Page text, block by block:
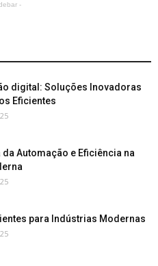
-
digital: Soluções Inovadoras
Eficientes
Automação e Eficiência na
para Indústrias Modernas